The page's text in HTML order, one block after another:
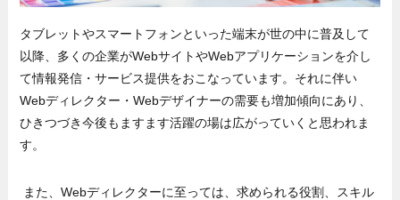
タブレットやスマートフォンといった端末が世の中に普及して
以降、多くの企業がWebサイトやWebアプリケーションを介し
て情報発信・サービス提供をおこなっています。それに伴い
Webディレクター・Webデザイナーの需要も増加傾向にあり、
ひきつづき今後もますます活躍の場は広がっていくと思われま
す。
また、Webディレクターに至っては、求められる役割、スキル